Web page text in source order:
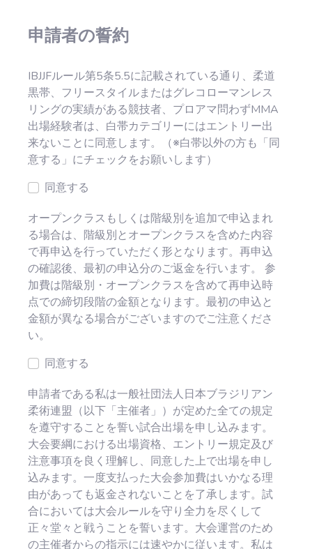
申請者の誓約
IBJJFルール第5条5.5に記載されている通り、柔道
黒帯、フリースタイルまたはグレコローマンレス
リングの実績がある競技者、プロアマ問わずMMA
出場経験者は、白帯カテゴリーにはエントリー出
来ないことに同意します。（※白帯以外の方も「同
意する」にチェックをお願いします）
同意する
オープンクラスもしくは階級別を追加で申込まれ
る場合は、階級別とオープンクラスを含めた内容
で再申込を行っていただく形となります。再申込
の確認後、最初の申込分のご返金を行います。 参
加費は階級別・オープンクラスを含めて再申込時
点での締切段階の金額となります。最初の申込と
金額が異なる場合がございますのでご注意くださ
い。
同意する
申請者である私は一般社団法人日本ブラジリアン
柔術連盟（以下「主催者」）が定めた全ての規定
を遵守することを誓い試合出場を申し込みます。
大会要綱における出場資格、エントリー規定及び
注意事項を良く理解し、同意した上で出場を申し
込みます。一度支払った大会参加費はいかなる理
由があっても返金されないことを了承します。試
合においては大会ルールを守り全力を尽くして
正々堂々と戦うことを誓います。大会運営のため
の主催者からの指示には速やかに従います。私は